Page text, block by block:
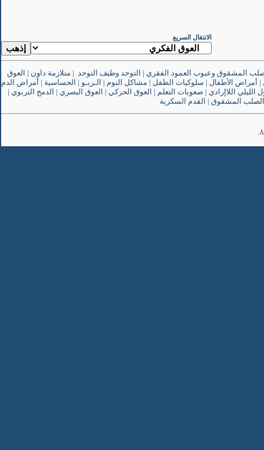
الانتقال السريع
المشقوق وعيوب العمود الفقري | التوحد وطيف التوحد | متلازمة داون | العوق
| أمراض الأطفال | سلوكيات الطفل | مشاكل النوم | الـربـو | الحساسية | أمراض الدم
الليلي اللاإرادي | صعوبات التعلم | العوق الحركي | العوق البصري | الدمج التربوي |
الصلب المشقوق | القدم السكرية